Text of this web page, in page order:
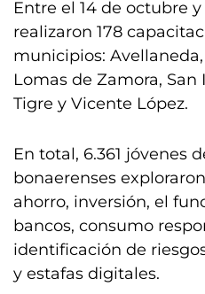
Entre el 14 de octubre
realizaron 178
municipios:
Lomas de Zamora, San
Tigre y Vicente López.
En total, 6.361 jóvenes
bonaerenses
ahorro, inversión, el
bancos, consumo
identificación de
y estafas digitales.